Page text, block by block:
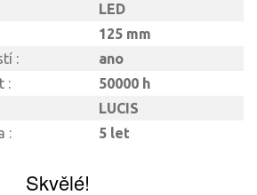
LED
125 mm
:
ano
:
50000 h
LUCIS
:
5 let